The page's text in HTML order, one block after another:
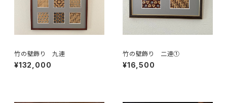
竹の壁飾り 九連
¥132,000
竹の壁飾り 二連①
¥16,500